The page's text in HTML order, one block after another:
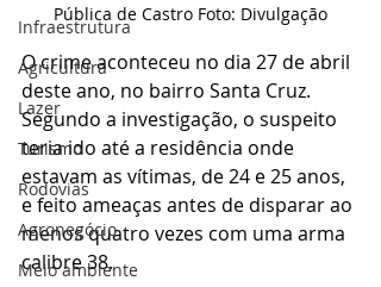
Infraestrutura
Agricultura
Lazer
Turismo
Rodovias
Agronegócio
Meio ambiente
Pública de Castro Foto: Divulgação
O crime aconteceu no dia 27 de abril
deste ano, no bairro Santa Cruz.
Segundo a investigação, o suspeito
teria ido até a residência onde
estavam as vítimas, de 24 e 25 anos,
e feito ameaças antes de disparar ao
menos quatro vezes com uma arma
calibre 38.